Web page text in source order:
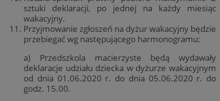
sztuki deklaracji, po jednej na każdy miesiąc
wakacyjny.
Przyjmowanie zgłoszeń na dyżur wakacyjny będzie
przebiegać wg następującego harmonogramu:
a) Przedszkola macierzyste będą wydawały
deklaracje udziału dziecka w dyżurze wakacyjnym
od dnia 01.06.2020 r. do dnia 05.06.2020 r. do
godz. 15.00.